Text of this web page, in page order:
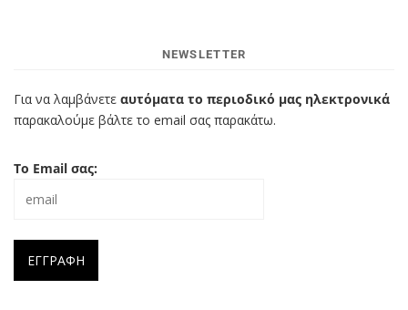
NEWSLETTER
Για να λαμβάνετε αυτόματα το περιοδικό μας ηλεκτρονικά
παρακαλούμε βάλτε το email σας παρακάτω.
Το Email σας: